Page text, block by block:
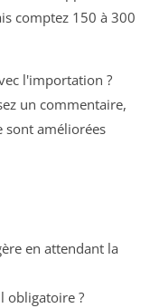
comptez 150 à 300
l'importation ?
un commentaire,
sont améliorées
en attendant la
obligatoire ?